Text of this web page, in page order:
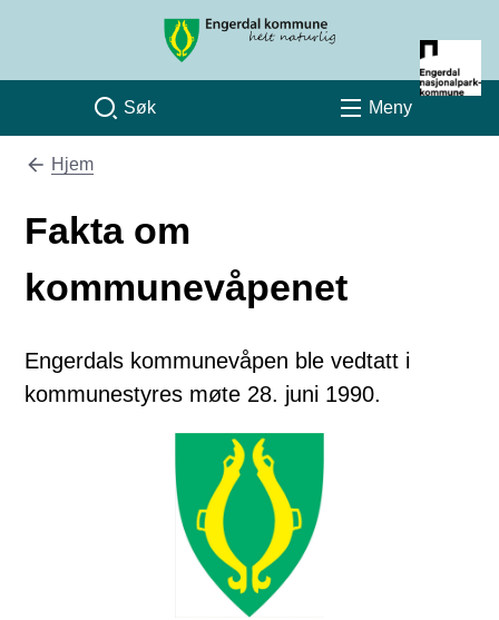
Engerdal kommune
Søk Meny
Du er her:
Hjem
Fakta om
kommunevåpenet
Engerdals kommunevåpen ble vedtatt i
kommunestyres møte 28. juni 1990.